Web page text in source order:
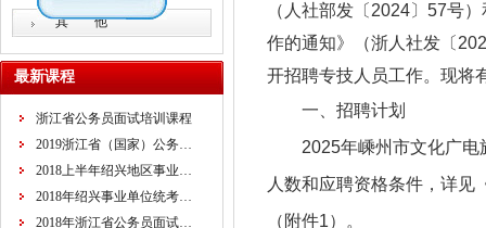
其 他
最新课程
浙江省公务员面试培训课程
2019浙江省（国家）公务…
2018上半年绍兴地区事业…
2018年绍兴事业单位统考…
2018年浙江省公务员面试…
（人社部发〔2024〕57号
作的通知》（浙人社发〔
开招聘专技人员工作。现将
一、招聘计划
2025年嵊州市文化广
人数和应聘资格条件，详
（附件1）。